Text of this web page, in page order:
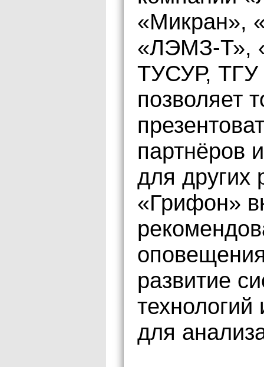
«Микран»,
«ЛЭМЗ-Т»,
ТУСУР, ТГУ
позволяет
партнёров
для других
«Грифон»
развитие
технологий
для